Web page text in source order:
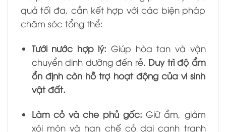
quả tối đa, cần kết hợp với các biện pháp
chăm sóc tổng thể:
Tưới nước hợp lý: Giúp hòa tan và vận
chuyển dinh dưỡng đến rễ. Duy trì độ ẩm
ổn định còn hỗ trợ hoạt động của vi sinh
vật đất.
Làm cỏ và che phủ gốc: Giữ ẩm, giảm
xói mòn và hạn chế cỏ dại cạnh tranh